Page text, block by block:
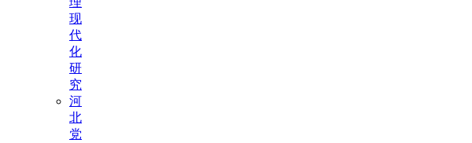
现
代
化
研
究
河
北
党